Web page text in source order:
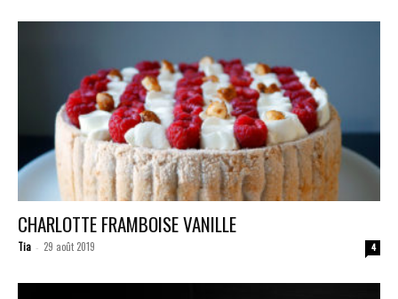
CHARLOTTE FRAMBOISE VANILLE
Tia - 29 août 2019 4